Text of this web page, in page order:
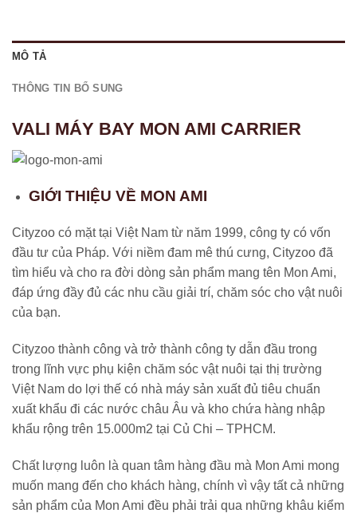
MÔ TẢ
THÔNG TIN BỔ SUNG
VALI MÁY BAY MON AMI CARRIER
GIỚI THIỆU VỀ MON AMI
Cityzoo có mặt tại Việt Nam từ năm 1999, công ty có vốn
đầu tư của Pháp. Với niềm đam mê thú cưng, Cityzoo đã
tìm hiểu và cho ra đời dòng sản phẩm mang tên Mon Ami,
đáp ứng đầy đủ các nhu cầu giải trí, chăm sóc cho vật nuôi
của bạn.
Cityzoo thành công và trở thành công ty dẫn đầu trong
trong lĩnh vực phụ kiện chăm sóc vật nuôi tại thị trường
Việt Nam do lợi thế có nhà máy sản xuất đủ tiêu chuẩn
xuất khẩu đi các nước châu Âu và kho chứa hàng nhập
khẩu rộng trên 15.000m2 tại Củ Chi – TPHCM.
Chất lượng luôn là quan tâm hàng đầu mà Mon Ami mong
muốn mang đến cho khách hàng, chính vì vậy tất cả những
sản phẩm của Mon Ami đều phải trải qua những khâu kiểm